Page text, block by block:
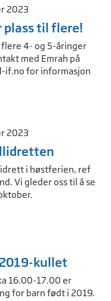
2023
til flere!
4- og 5-åringer
med Emrah på
if.no for informasjon
2023
i høstferien, ref
Vi gleder oss til å se
kullet
16.00-17.00 er
for barn født i 2019.